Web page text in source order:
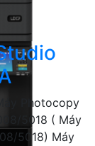
Photocopy
5018 ( Máy
5018) Máy